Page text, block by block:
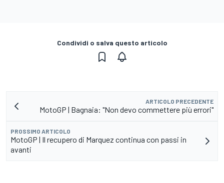
Condividi o salva questo articolo
ARTICOLO PRECEDENTE
MotoGP | Bagnaia: "Non devo commettere più errori"
PROSSIMO ARTICOLO
MotoGP | Il recupero di Marquez continua con passi in
avanti